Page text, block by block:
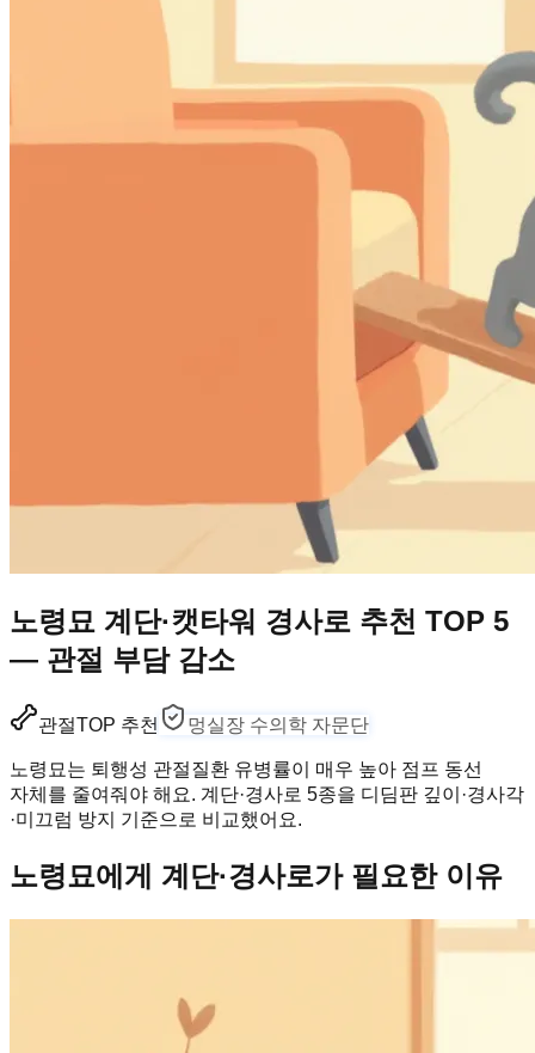
노령묘 계단·캣타워 경사로 추천 TOP 5
— 관절 부담 감소
관절TOP 추천 멍실장 수의학 자문단
노령묘는 퇴행성 관절질환 유병률이 매우 높아 점프 동선
자체를 줄여줘야 해요. 계단·경사로 5종을 디딤판 깊이·경사각
·미끄럼 방지 기준으로 비교했어요.
노령묘에게 계단·경사로가 필요한 이유